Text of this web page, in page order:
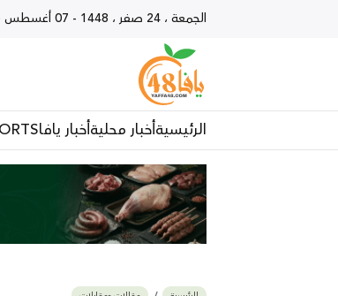
الجمعة ، 24 صفر ، 1448 - 07 أغسطس 2026
الرئيسيةأخبار محليةأخبار يافا